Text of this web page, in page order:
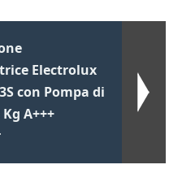
Electrolux
con Pompa di
A+++